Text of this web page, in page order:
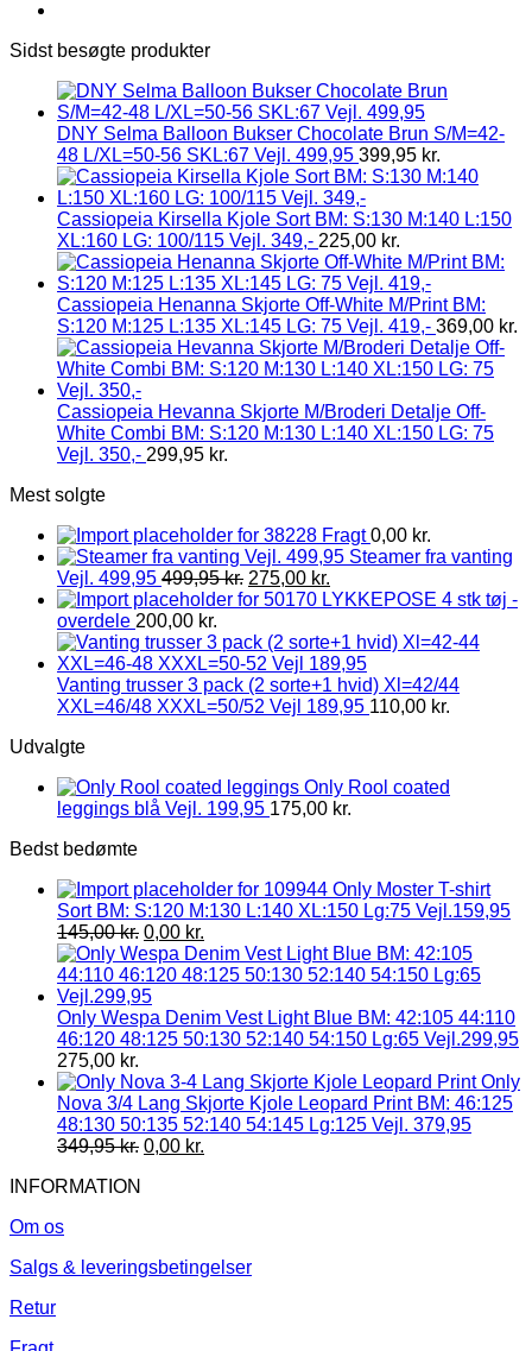
Sidst besøgte produkter
DNY Selma Balloon Bukser Chocolate Brun S/M=42-
48 L/XL=50-56 SKL:67 Vejl. 499,95 399,95 kr.
Cassiopeia Kirsella Kjole Sort BM: S:130 M:140 L:150
XL:160 LG: 100/115 Vejl. 349,- 225,00 kr.
Cassiopeia Henanna Skjorte Off-White M/Print BM:
S:120 M:125 L:135 XL:145 LG: 75 Vejl. 419,- 369,00 kr.
Cassiopeia Hevanna Skjorte M/Broderi Detalje Off-
White Combi BM: S:120 M:130 L:140 XL:150 LG: 75
Vejl. 350,- 299,95 kr.
Mest solgte
Fragt 0,00 kr.
Steamer fra vanting
Vejl. 499,95 499,95kr. 275,00 kr.
LYKKEPOSE 4 stk tøj -
overdele 200,00 kr.
Vanting trusser 3 pack (2 sorte+1 hvid) Xl=42/44
XXL=46/48 XXXL=50/52 Vejl 189,95 110,00 kr.
Udvalgte
Only Rool coated
leggings blå Vejl. 199,95 175,00 kr.
Bedst bedømte
Only Moster T-shirt
Sort BM: S:120 M:130 L:140 XL:150 Lg:75 Vejl.159,95
145,00kr. 0,00 kr.
Only Wespa Denim Vest Light Blue BM: 42:105 44:110
46:120 48:125 50:130 52:140 54:150 Lg:65 Vejl.299,95
275,00 kr.
Only
Nova 3/4 Lang Skjorte Kjole Leopard Print BM: 46:125
48:130 50:135 52:140 54:145 Lg:125 Vejl. 379,95
349,95kr. 0,00 kr.
INFORMATION
Om os
Salgs & leveringsbetingelser
Retur